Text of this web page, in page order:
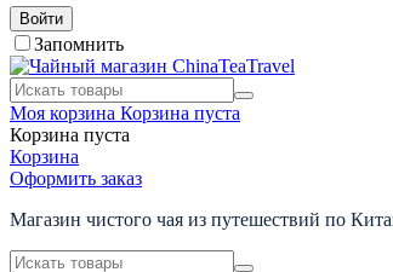
Войти
Запомнить
Моя корзина Корзина пуста
Корзина пуста
Корзина
Оформить заказ
Магазин чистого чая из путешествий по